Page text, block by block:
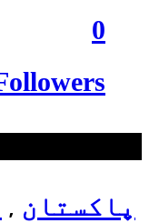
0
پاکستان ,